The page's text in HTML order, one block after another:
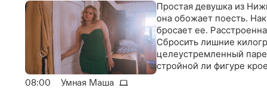
Простая девушка из
она обожает поесть.
бросает ее.
Сбросить лишние
целеустремленный
стройной ли фигуре
08:00 Умная Маша